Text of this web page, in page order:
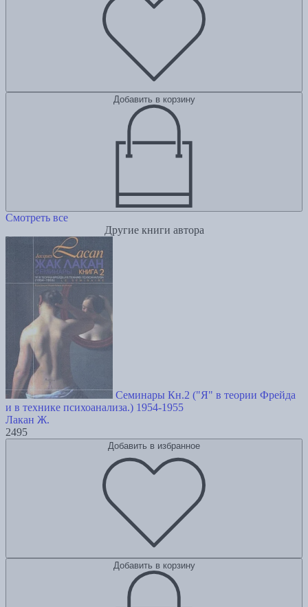
Добавить в корзину
Смотреть все
Другие книги автора
Семинары Кн.2 ("Я" в теории Фрейда
и в технике психоанализа.) 1954-1955
Лакан Ж.
2495
Добавить в избранное
Добавить в корзину